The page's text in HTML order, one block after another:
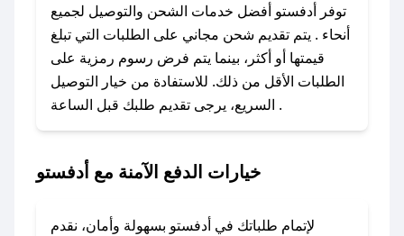
تواصل معنا عبر تويتر أو البريد الإلكتروني لإضافته
بسرعة.
### كيفية استخدام كود خصم أدفستو؟
1. انسخ كود الخصم من تطبيق صحصح.
2. الصقه في خانة الدفع عند التسوق من أدفستو.
### ماذا أفعل إذا لم يعمل كود الخصم؟
الرسائل الخاصة على تويتر أو البريد الإلكتروني،
توفر أدفستو أفضل خدمات الشحن والتوصيل لجميع
أنحاء . يتم تقديم شحن مجاني على الطلبات التي تبلغ
قيمتها أو أكثر، بينما يتم فرض رسوم رمزية على
الطلبات الأقل من ذلك. للاستفادة من خيار التوصيل
السريع، يرجى تقديم طلبك قبل الساعة .
خيارات الدفع الآمنة مع أدفستو
لإتمام طلباتك في أدفستو بسهولة وأمان، نقدم